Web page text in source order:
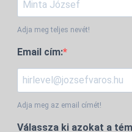
Adja meg teljes nevét!
Email cím:
Adja meg az email címét!
Válassza ki azokat a